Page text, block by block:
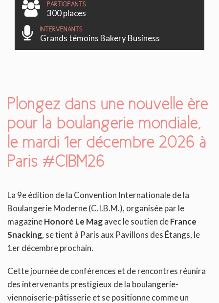
PARTICIPANTS
300 places
INTERVENANTS
Grands témoins Bakery Business
Plongez dans une nouvelle ère
pour la boulangerie mondiale,
le mardi 1er décembre 2026 à
Paris #CIBM26
La 9e édition de la Convention Internationale de la
Boulangerie Moderne (C.I.B.M.), organisée par le
magazineHonoré Le Magavec le soutien deFrance
Snacking, se tient à Paris aux Pavillons des Étangs, le
1er décembre prochain.
Cette journée de conférences et de rencontres réunira
des intervenants prestigieux de la boulangerie-
viennoiserie-pâtisserie et se positionne comme un